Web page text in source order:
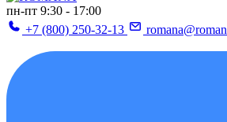
пн-пт 9:30 - 17:00
+7 (800) 250-32-13